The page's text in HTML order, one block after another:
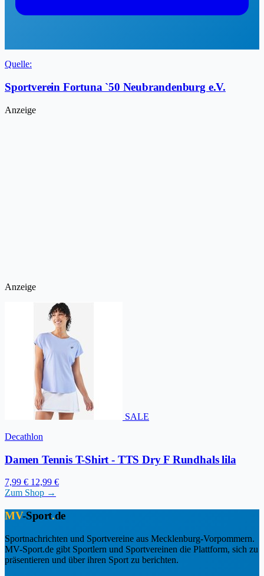
Quelle:
Sportverein Fortuna `50 Neubrandenburg e.V.
Anzeige
Anzeige
SALE
Decathlon
Damen Tennis T-Shirt - TTS Dry F Rundhals lila
7,99 € 12,99 €
Zum Shop →
MV-Sport.de
Sportnachrichten und Sportvereine aus Mecklenburg-Vorpommern.
MV-Sport.de gibt Sportlern und Sportvereinen die Plattform, sich zu
präsentieren und über ihren Sport zu berichten.